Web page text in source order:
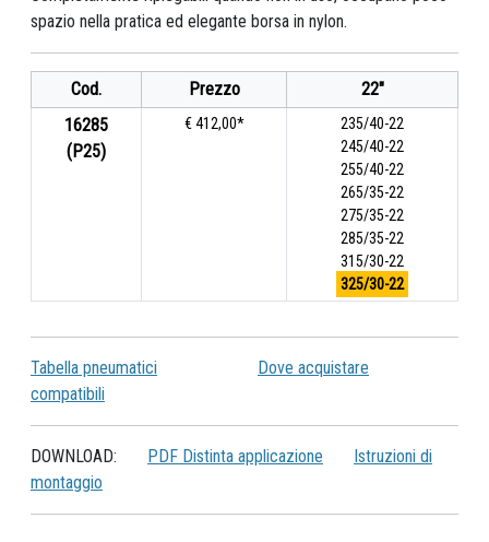
spazio nella pratica ed elegante borsa in nylon.
Cod. Prezzo
22"
16285
(P25)
€ 412,00*
235/40-22
245/40-22
255/40-22
265/35-22
275/35-22
285/35-22
315/30-22
325/30-22
Tabella pneumatici
compatibili
Dove acquistare
DOWNLOAD: PDF Distinta applicazione
Istruzioni di
montaggio